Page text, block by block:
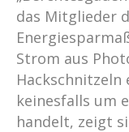
das Mitglieder
Strom aus
Hackschnitzeln
keinesfalls um
handelt, zeigt